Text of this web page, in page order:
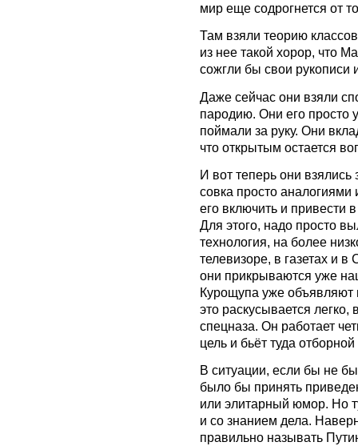
мир еще содрогнется от
Там взяли теорию
из нее такой хорор, что
сожгли бы свои рукописи
Даже сейчас они взяли
пародию. Они его просто
поймали за руку. Они
что открытым остается
И вот теперь они взялись
совка просто аналогиями
его включить и привести
Для этого, надо просто
технология, на более
телевизоре, в газетах и
они прикрываются уже
Курощупа уже
это раскусывается легко,
спецназа. Он работает
цель и бьёт туда
В ситуации, если бы не
было бы принять
или элитарный юмор. Но
и со знанием дела.
правильно называть